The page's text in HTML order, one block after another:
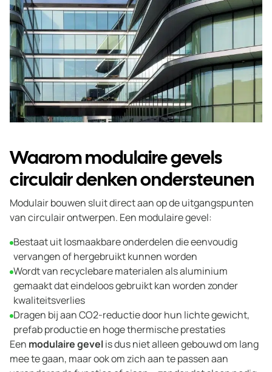
Waarom modulaire gevels
circulair denken ondersteunen
Modulair bouwen sluit direct aan op de uitgangspunten
van circulair ontwerpen. Een modulaire gevel:
Bestaat uit losmaakbare onderdelen die eenvoudig
vervangen of hergebruikt kunnen worden
Wordt van recyclebare materialen als aluminium
gemaakt dat eindeloos gebruikt kan worden zonder
kwaliteitsverlies
Dragen bij aan CO2-reductie door hun lichte gewicht,
prefab productie en hoge thermische prestaties
Een modulaire gevelis dus niet alleen gebouwd om lang
mee te gaan, maar ook om zich aan te passen aan